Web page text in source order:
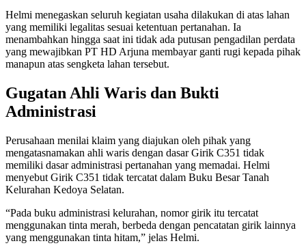
Helmi menegaskan seluruh kegiatan usaha dilakukan di atas lahan
yang memiliki legalitas sesuai ketentuan pertanahan. Ia
menambahkan hingga saat ini tidak ada putusan pengadilan perdata
yang mewajibkan PT HD Arjuna membayar ganti rugi kepada pihak
manapun atas sengketa lahan tersebut.
Gugatan Ahli Waris dan Bukti
Administrasi
Perusahaan menilai klaim yang diajukan oleh pihak yang
mengatasnamakan ahli waris dengan dasar Girik C351 tidak
memiliki dasar administrasi pertanahan yang memadai. Helmi
menyebut Girik C351 tidak tercatat dalam Buku Besar Tanah
Kelurahan Kedoya Selatan.
“Pada buku administrasi kelurahan, nomor girik itu tercatat
menggunakan tinta merah, berbeda dengan pencatatan girik lainnya
yang menggunakan tinta hitam,” jelas Helmi.